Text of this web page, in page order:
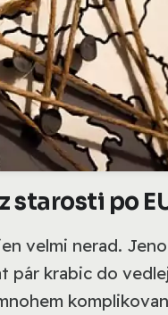
starosti po
velmi nerad.
pár krabic do